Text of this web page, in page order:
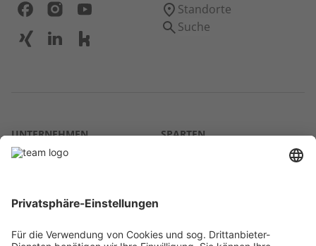
Standorte
Suche
UNTERNEHMEN
Über uns
Karriere
Kontakt
SPARTEN